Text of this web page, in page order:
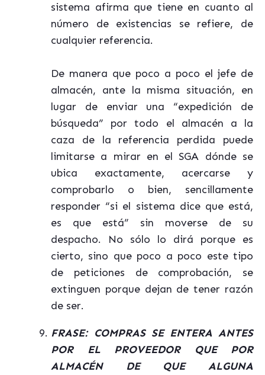
sistema afirma que tiene en cuanto al
número de existencias se refiere, de
cualquier referencia.
De manera que poco a poco el jefe de
almacén, ante la misma situación, en
lugar de enviar una “expedición de
búsqueda” por todo el almacén a la
caza de la referencia perdida puede
limitarse a mirar en el SGA dónde se
ubica exactamente, acercarse y
comprobarlo o bien, sencillamente
responder “si el sistema dice que está,
es que está” sin moverse de su
despacho. No sólo lo dirá porque es
cierto, sino que poco a poco este tipo
de peticiones de comprobación, se
extinguen porque dejan de tener razón
de ser.
FRASE: COMPRAS SE ENTERA ANTES
POR EL PROVEEDOR QUE POR
ALMACÉN DE QUE ALGUNA